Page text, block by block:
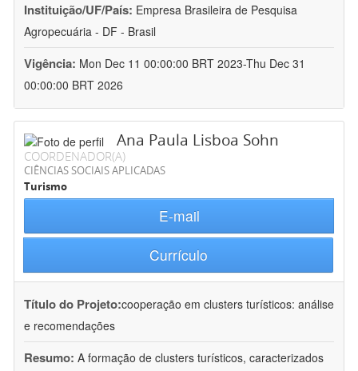
Instituição/UF/País: Empresa Brasileira de Pesquisa
Agropecuária - DF - Brasil
Vigência: Mon Dec 11 00:00:00 BRT 2023-Thu Dec 31
00:00:00 BRT 2026
Ana Paula Lisboa Sohn
COORDENADOR(A)
CIÊNCIAS SOCIAIS APLICADAS
Turismo
E-mail
Currículo
Título do Projeto:cooperação em clusters turísticos: análise
e recomendações
Resumo: A formação de clusters turísticos, caracterizados